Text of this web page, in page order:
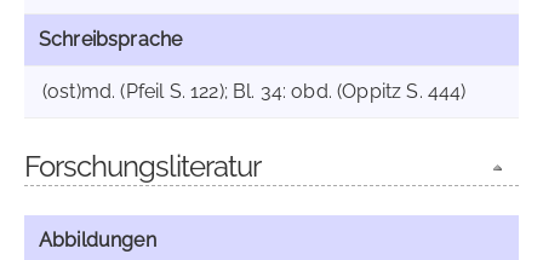
Schreibsprache
(ost)md. (Pfeil S. 122); Bl. 34: obd. (Oppitz S. 444)
Forschungsliteratur
Abbildungen